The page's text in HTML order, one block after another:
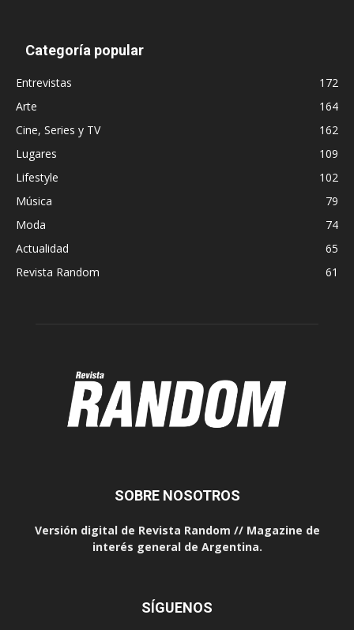
Categoría popular
Entrevistas
172
Arte
164
Cine, Series y TV
162
Lugares
109
Lifestyle
102
Música
79
Moda
74
Actualidad
65
Revista Random
61
SOBRE NOSOTROS
Versión digital de Revista Random // Magazine de
interés general de Argentina.
SÍGUENOS